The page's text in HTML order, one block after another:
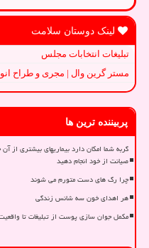
لینک دوستان سلامت
تبلیغات انتخابات مجلس
مستر گرین وال | مجری و طراح
پربیننده ترین ها
گربه شما امکان دارد بیماریهای بیشتری از
صیانت از خود انجام دهید
چرا رگ های دست متورم می شوند
هر اهدای خون سه شانس زندگی
مکمل جوان سازی پوست از تبلیغات تا